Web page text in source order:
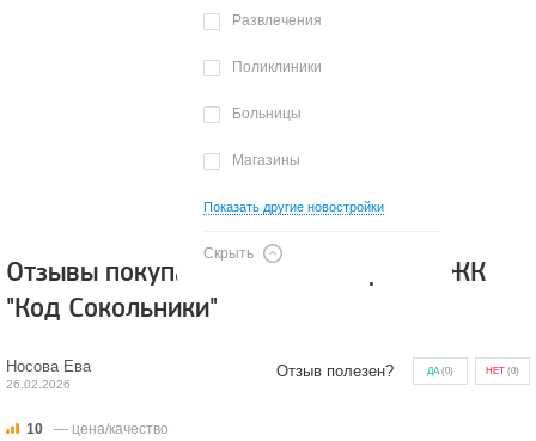
Развлечения
Поликлиники
Больницы
Магазины
Показать другие новостройки
Скрыть
Отзывы покупателей о новостройке ЖК
"Код Сокольники"
Носова Ева
26.02.2026
Отзыв полезен? ДА(0) НЕТ (0)
10
— цена/качество